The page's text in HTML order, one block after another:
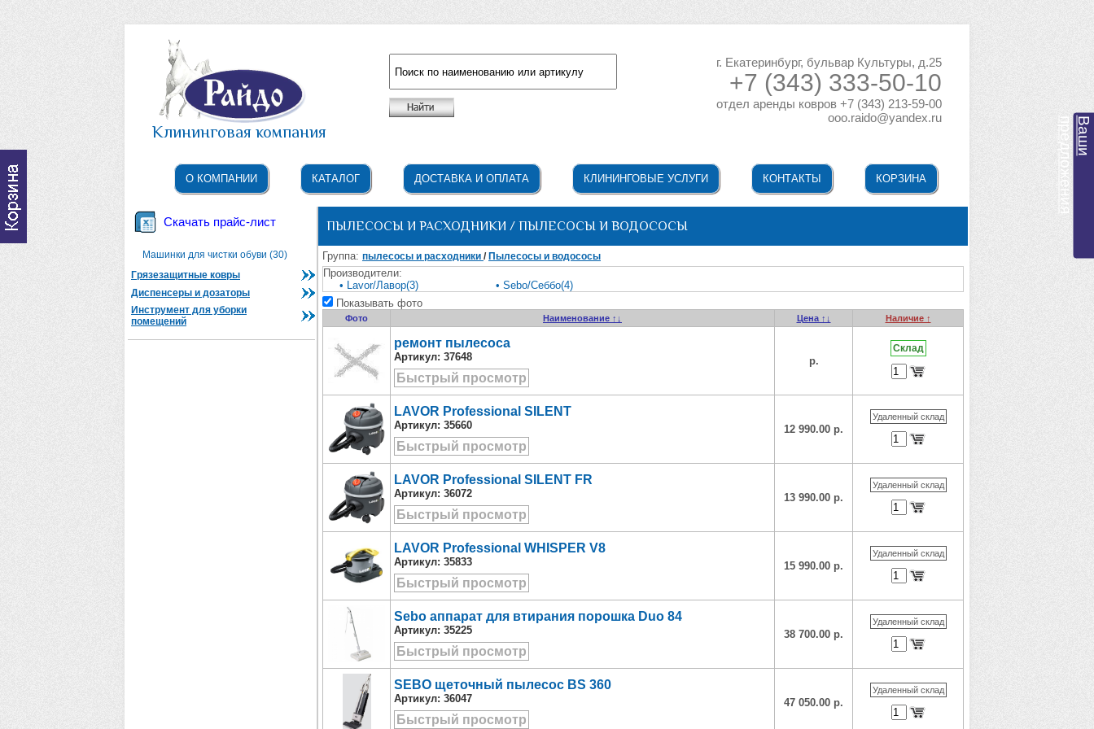
В
а
ш
и
п
р
е
д
л
о
ж
е
н
и
я
Клининговая компания
г. Екатеринбург, бульвар Культуры, д.25
+7 (343) 333-50-10
отдел аренды ковров +7 (343) 213-59-00
ooo.raido@yandex.ru
О КОМПАНИИ КАТАЛОГ ДОСТАВКА И ОПЛАТА КЛИНИНГОВЫЕ УСЛУГИ КОНТАКТЫ КОРЗИНА
Скачать прайс-лист
Машинки для чистки обуви (30)
Грязезащитные ковры
Диспенсеры и дозаторы
Инструмент для уборки
помещений
ПЫЛЕСОСЫ И РАСХОДНИКИ / ПЫЛЕСОСЫ И ВОДОСОСЫ
Группа: пылесосы и расходники / Пылесосы и водососы
Производители:
• Lavor/Лавор(3)
• Sebo/Себбо(4)
Показывать фото
Фото Наименование ↑↓ Цена ↑↓ Наличие ↑
ремонт пылесоса
Артикул: 37648
Быстрый просмотр
р.
Склад
LAVOR Professional SILENT
Артикул: 35660
Быстрый просмотр
12 990.00 р.
Удаленный склад
LAVOR Professional SILENT FR
Артикул: 36072
Быстрый просмотр
13 990.00 р.
Удаленный склад
LAVOR Professional WHISPER V8
Артикул: 35833
Быстрый просмотр
15 990.00 р.
Удаленный склад
Sebo аппарат для втирания порошка Duo 84
Артикул: 35225
Быстрый просмотр
38 700.00 р.
Удаленный склад
SEBO щеточный пылесос BS 360
Артикул: 36047
Быстрый просмотр
47 050.00 р.
Удаленный склад